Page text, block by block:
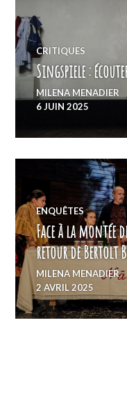
CRITIQUES
Singspiele :
MILENA MENADIER
6 JUIN 2025
ENQUÊTES
Face à la montée
retour de Bertolt
MILENA MENADIER
2 AVRIL 2025